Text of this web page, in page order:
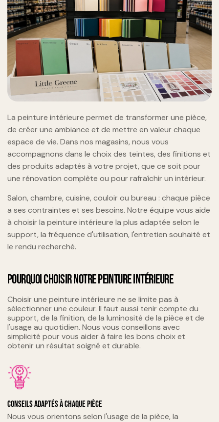
La peinture intérieure permet de transformer une pièce,
de créer une ambiance et de mettre en valeur chaque
espace de vie. Dans nos magasins, nous vous
accompagnons dans le choix des teintes, des finitions et
des produits adaptés à votre projet, que ce soit pour
une rénovation complète ou pour rafraîchir un intérieur.
Salon, chambre, cuisine, couloir ou bureau : chaque pièce
a ses contraintes et ses besoins. Notre équipe vous aide
à choisir la peinture intérieure la plus adaptée selon le
support, la fréquence d'utilisation, l'entretien souhaité et
le rendu recherché.
POURQUOI CHOISIR NOTRE PEINTURE INTÉRIEURE
Choisir une peinture intérieure ne se limite pas à
sélectionner une couleur. Il faut aussi tenir compte du
support, de la finition, de la luminosité de la pièce et de
l'usage au quotidien. Nous vous conseillons avec
simplicité pour vous aider à faire les bons choix et
obtenir un résultat soigné et durable.
Conseils adaptés à chaque pièce
Nous vous orientons selon l'usage de la pièce, la